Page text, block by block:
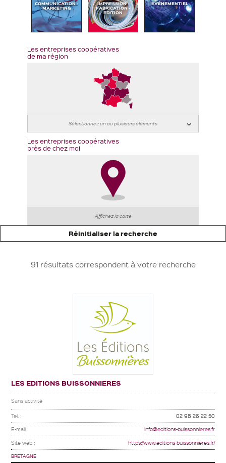
COMMUNICATION -
MARKETING
IMPRESSION -
FABRICATION -
EDITION
ÉVÉNEMENTIEL
Les entreprises coopératives
de ma région
Les entreprises coopératives
près de chez moi
Affichez la carte
Réinitialiser la recherche
91 résultats correspondent à votre recherche
LES EDITIONS BUISSONNIERES
Sans activité
Tel. : 02 98 26 22 50
E-mail : info@editions-buissonnieres.fr
Site web : https://www.editions-buissonnieres.fr/
BRETAGNE